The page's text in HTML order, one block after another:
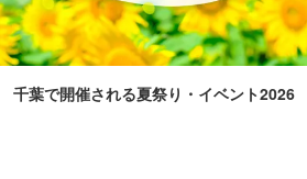
千葉で開催される夏祭り・イベント2026